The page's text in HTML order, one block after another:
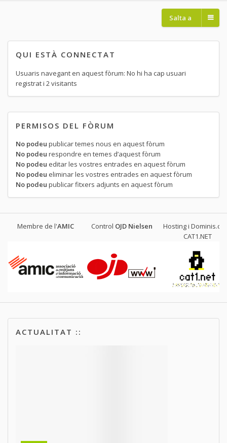
Salta a
QUI ESTÀ CONNECTAT
Usuaris navegant en aquest fòrum: No hi ha cap usuari
registrat i 2 visitants
PERMISOS DEL FÒRUM
No podeu publicar temes nous en aquest fòrum
No podeu respondre en temes d’aquest fòrum
No podeu editar les vostres entrades en aquest fòrum
No podeu eliminar les vostres entrades en aquest fòrum
No podeu publicar fitxers adjunts en aquest fòrum
Membre de l'AMIC Control OJD Nielsen
Hosting i
CAT1.NET
ACTUALITAT ::